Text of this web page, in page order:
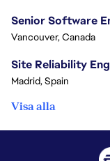
Vancouver, Canada
Site Reliability
Madrid, Spain
Visa alla